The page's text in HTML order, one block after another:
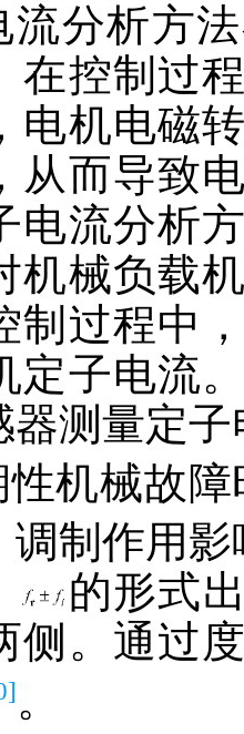
流分析方
在控制过
电机电磁
从而导致
电流分析
机械负载
制过程中
定子电流
器测量定子
性机械故
调制作用影
的形式
侧。通过
。